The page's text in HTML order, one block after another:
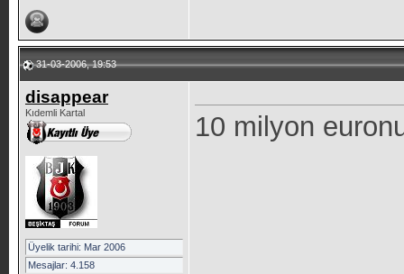
31-03-2006, 19:53
disappear
Kıdemli Kartal
Üyelik tarihi: Mar 2006
Mesajlar: 4.158
10 milyon